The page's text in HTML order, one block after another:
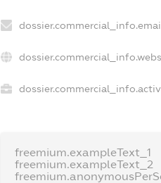
freemium.exampleText_1
freemium.exampleText_2